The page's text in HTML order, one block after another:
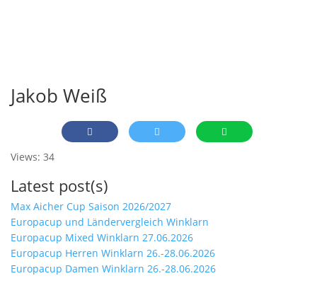
Jakob Weiß
Views: 34
Latest post(s)
Max Aicher Cup Saison 2026/2027
Europacup und Ländervergleich Winklarn
Europacup Mixed Winklarn 27.06.2026
Europacup Herren Winklarn 26.-28.06.2026
Europacup Damen Winklarn 26.-28.06.2026